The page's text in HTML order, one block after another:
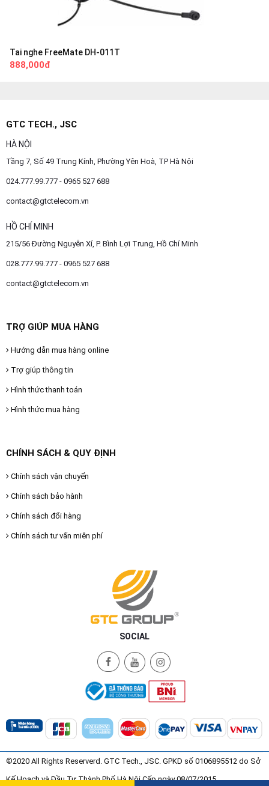
Tai nghe FreeMate DH-011T
888,000đ
GTC TECH., JSC
HÀ NỘI
Tầng 7, Số 49 Trung Kính, Phường Yên Hoà, TP Hà Nội
024.777.99.777 - 0965 527 688
contact@gtctelecom.vn
HỒ CHÍ MINH
215/56 Đường Nguyễn Xí, P. Bình Lợi Trung, Hồ Chí Minh
028.777.99.777 - 0965 527 688
contact@gtctelecom.vn
TRỢ GIÚP MUA HÀNG
Hướng dẫn mua hàng online
Trợ giúp thông tin
Hình thức thanh toán
Hình thức mua hàng
CHÍNH SÁCH & QUY ĐỊNH
Chính sách vận chuyển
Chính sách bảo hành
Chính sách đổi hàng
Chính sách tư vấn miễn phí
SOCIAL
©2020 All Rights Reserverd. GTC Tech., JSC. GPKD số 0106895512 do Sở
Kế Hoạch và Đầu Tư Thành Phố Hà Nội Cấp ngày 08/07/2015